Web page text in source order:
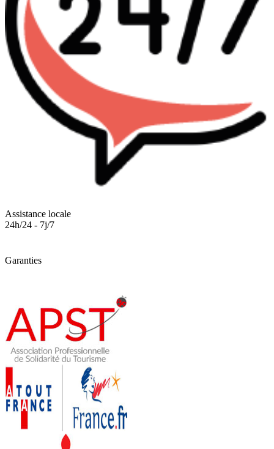
Assistance locale
24h/24 - 7j/7
Garanties